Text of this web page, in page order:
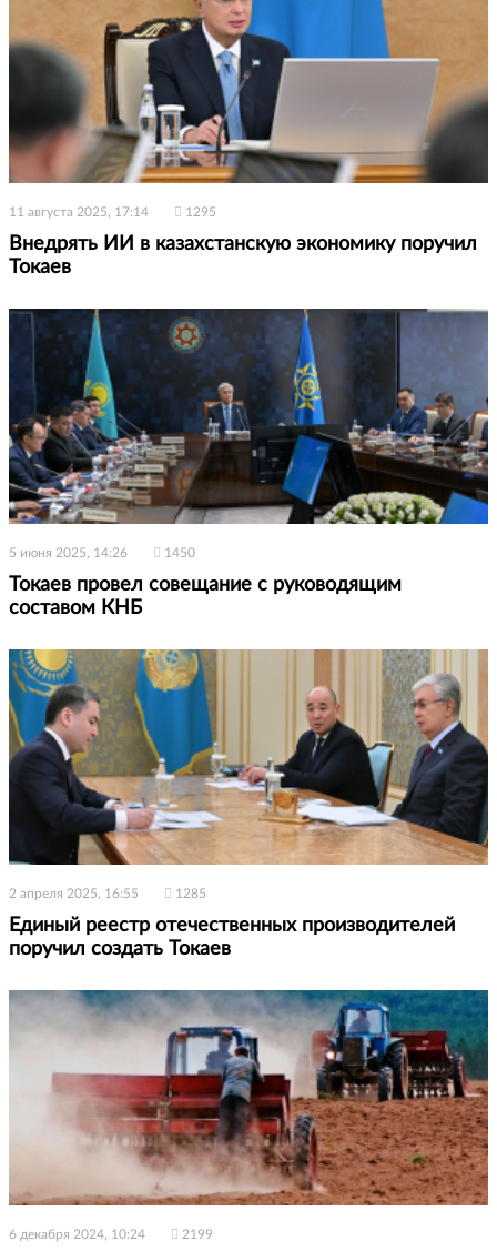
11 августа 2025, 17:14 1295
Внедрять ИИ в казахстанскую экономику поручил
Токаев
5 июня 2025, 14:26 1450
Токаев провел совещание с руководящим
составом КНБ
2 апреля 2025, 16:55 1285
Единый реестр отечественных производителей
поручил создать Токаев
6 декабря 2024, 10:24 2199